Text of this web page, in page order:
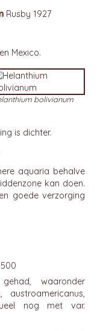
Rusby 1927
Mexico.
bolivianum
is dichter.
aquaria behalve
kan doen.
goede verzorging
waaronder
austroamericanus,
nog met var.